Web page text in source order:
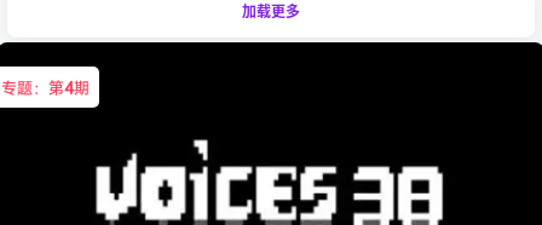
加载更多
专题：第4期